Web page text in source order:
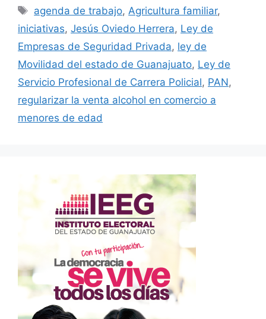
Etiquetas
agenda de trabajo,Agricultura familiar,
iniciativas, Jesús Oviedo Herrera, Ley de
Empresas de Seguridad Privada, ley de
Movilidad del estado de Guanajuato, Ley de
Servicio Profesional de Carrera Policial, PAN,
regularizar la venta alcohol en comercio a
menores de edad